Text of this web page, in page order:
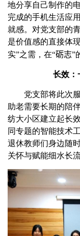
地分享自己制作的
完成的手机生活应
就感。对党支部的
是价值感的直接体
实”之需，在“砺志”
长效：
党支部将此次
助老需要长期的陪
纺大小区建立起长
同专题的智能技术
退休教师们身边随
关怀与赋能细水长流